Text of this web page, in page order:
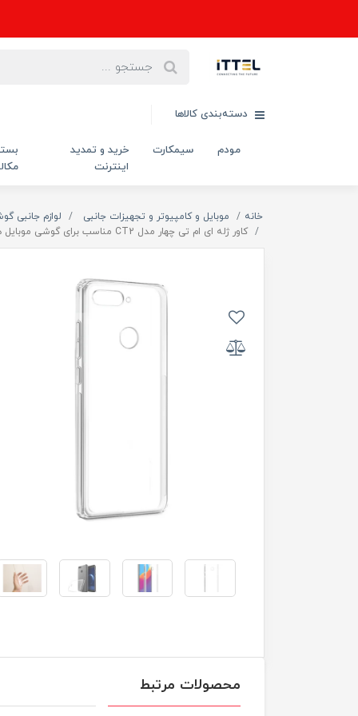
دسته‌بندی کالاها
مودم سیمکارت
خرید و تمدید
اینترنت
خانه موبایل و کامپیوتر و تجهیزات جانبی
لوازم جانبی
کاور ژله ای ام تی چهار مدل CT2 مناسب برای گوشی موبایل هوآوی HONOR 7A
محصولات مرتبط